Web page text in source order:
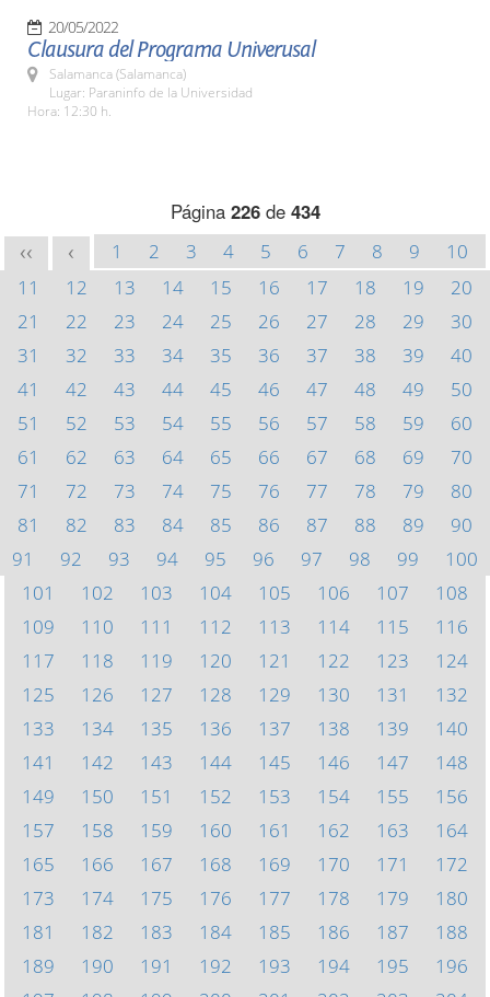
20/05/2022
Clausura del Programa Univerusal
Salamanca (Salamanca)
Lugar: Paraninfo de la Universidad
Hora: 12:30 h.
Página 226de 434
<< < 1 2 3 4 5 6 7 8 9
10
11
12 13 14 15 16 17 18 19
20
21
22 23 24 25 26 27 28 29
30
31
32 33 34 35 36 37 38 39
40
41
42 43 44 45 46 47 48 49
50
51
52 53 54 55 56 57 58 59
60
61
62 63 64 65 66 67 68 69
70
71
72 73 74 75 76 77 78 79
80
81
82 83 84 85 86 87 88 89
90
91
92 93 94 95 96 97 98 99
100
101
102 103 104 105 106 107
108
109
110 111 112 113 114 115
116
117
118 119 120 121 122 123
124
125
126 127 128 129 130 131
132
133
134 135 136 137 138 139
140
141
142 143 144 145 146 147
148
149
150 151 152 153 154 155
156
157
158 159 160 161 162 163
164
165
166 167 168 169 170 171
172
173
174 175 176 177 178 179
180
181
182 183 184 185 186 187
188
189
190 191 192 193 194 195
196